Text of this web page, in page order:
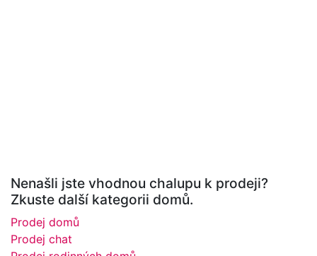
Nenašli jste vhodnou chalupu k prodeji?
Zkuste další kategorii domů.
Prodej domů
Prodej chat